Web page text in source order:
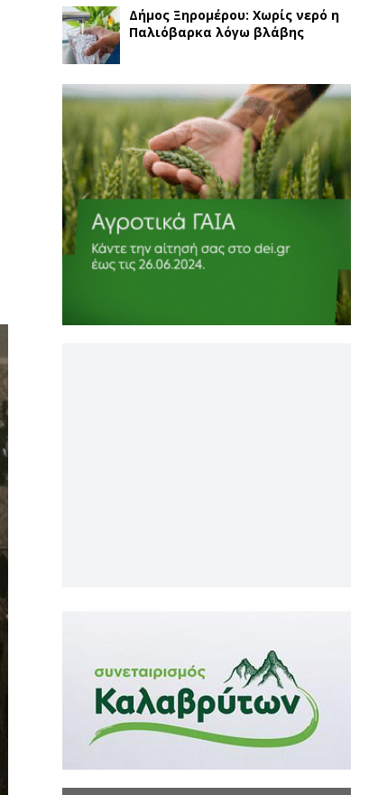
Δήμος Ξηρομέρου: Χωρίς νερό η
Παλιόβαρκα λόγω βλάβης